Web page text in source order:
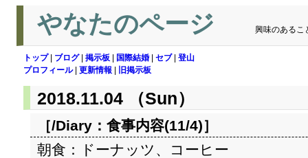
やなたのページ 興味のあるこ
トップ| ブログ| 掲示板 国際結婚 セブ| 登山
プロフィール| 更新情報 旧掲示板
2018.11.04 （Sun）
［/Diary： 食事内容(11/4)］
朝食：ドーナッツ、コーヒー